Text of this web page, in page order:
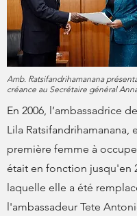
Amb. Ratsifandrihamanana
créance au Secrétaire général
En 2006, l’ambassadrice
Lila Ratsifandrihamanana,
première femme à
était en fonction jusqu'en
laquelle elle a été
l'ambassadeur Tete